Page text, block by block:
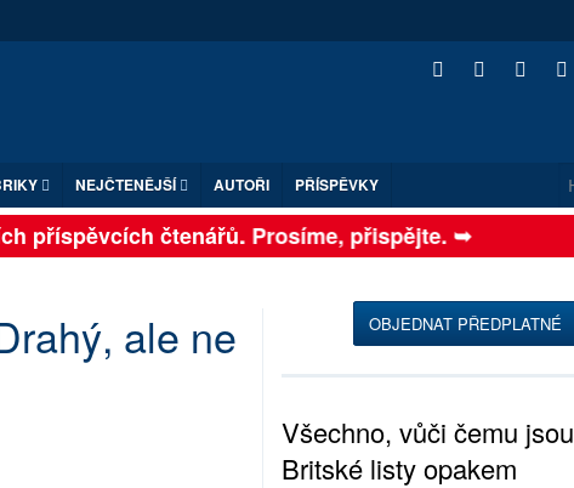
NEJČTENĚJŠÍ AUTOŘI PŘÍSPĚVKY
příspěvcích čtenářů. Prosíme, přispějte. ➥
ale ne OBJEDNAT PŘEDPLATNÉ
Všechno, vůči čemu jsou
Britské listy opakem